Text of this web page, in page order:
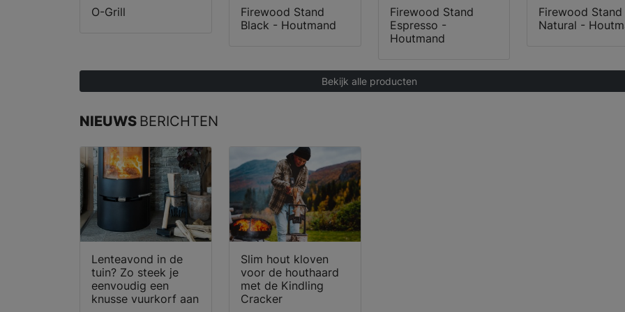
O-Grill
Firewood Stand
Black - Houtmand
Firewood Stand
Espresso -
Houtmand
Firewood Stand
Natural -
Bekijk alle producten
NIEUWS BERICHTEN
Lenteavond in de
tuin? Zo steek je
eenvoudig een
knusse vuurkorf aan
Slim hout kloven
voor de houthaard
met de Kindling
Cracker